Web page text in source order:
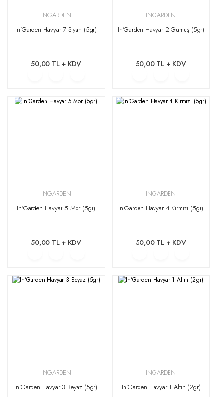
INGARDEN
In'Garden Havyar 7 Siyah (5gr)
50,00 TL + KDV
INGARDEN
In'Garden Havyar 2 Gümüş (5gr)
50,00 TL + KDV
INGARDEN
In'Garden Havyar 5 Mor (5gr)
50,00 TL + KDV
INGARDEN
In'Garden Havyar 4 Kırmızı (5gr)
50,00 TL + KDV
INGARDEN
In'Garden Havyar 3 Beyaz (5gr)
INGARDEN
In'Garden Havyar 1 Altın (2gr)